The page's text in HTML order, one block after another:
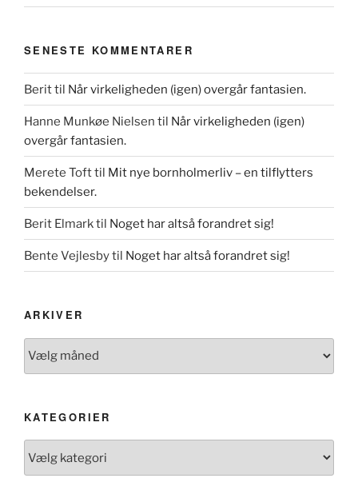
SENESTE KOMMENTARER
Berittil Når virkeligheden (igen) overgår fantasien.
Hanne Munkøe Nielsen til Når virkeligheden (igen)
overgår fantasien.
Merete Tofttil Mit nye bornholmerliv – en tilflytters
bekendelser.
Berit Elmarktil Noget har altså forandret sig!
Bente Vejlesbytil Noget har altså forandret sig!
ARKIVER
Arkiver
KATEGORIER